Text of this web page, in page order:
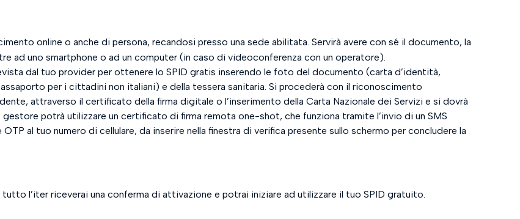
online o anche di persona, recandosi presso una sede abilitata. Servirà avere con sé il documento, la
ad uno smartphone o ad un computer (in caso di videoconferenza con un operatore).
dal tuo provider per ottenere lo SPID gratis inserendo le foto del documento (carta d’identità,
per i cittadini non italiani) e della tessera sanitaria. Si procederà con il riconoscimento
attraverso il certificato della firma digitale o l’inserimento della Carta Nazionale dei Servizi e si dovrà
potrà utilizzare un certificato di firma remota one-shot, che funziona tramite l’invio di un SMS
al tuo numero di cellulare, da inserire nella finestra di verifica presente sullo schermo per concludere la
l’iter riceverai una conferma di attivazione e potrai iniziare ad utilizzare il tuo SPID gratuito.